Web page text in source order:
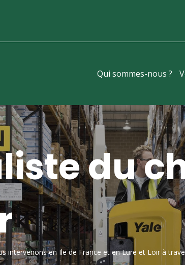
Qui sommes-nous ?
du
intervenons en Ile de France et en Eure et Loir à